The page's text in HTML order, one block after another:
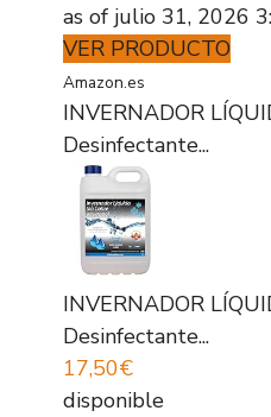
as of julio 31, 2026
VER PRODUCTO
Amazon.es
INVERNADOR
Desinfectante...
INVERNADOR
Desinfectante...
17,50€
disponible